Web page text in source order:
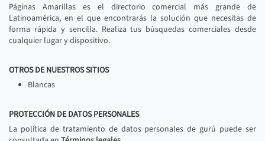
Páginas Amarillas es el directorio comercial más grande de
Latinoamérica, en el que encontrarás la solución que necesitas de
forma rápida y sencilla. Realiza tus búsquedas comerciales desde
cualquier lugar y dispositivo.
OTROS DE NUESTROS SITIOS
Blancas
PROTECCIÓN DE DATOS PERSONALES
La política de tratamiento de datos personales de gurú puede ser